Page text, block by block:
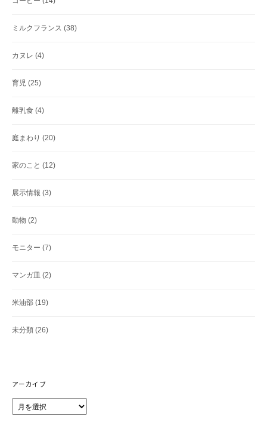
ミルクフランス (38)
カヌレ (4)
育児 (25)
離乳食 (4)
庭まわり (20)
家のこと (12)
展示情報 (3)
動物 (2)
モニター (7)
マンガ皿 (2)
米油部 (19)
未分類 (26)
アーカイブ
ー